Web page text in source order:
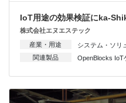
IoT用途の効果検証にka-
株式会社エヌエステック
産業・用途
システム・ソリ
関連製品
OpenBlocks IoT